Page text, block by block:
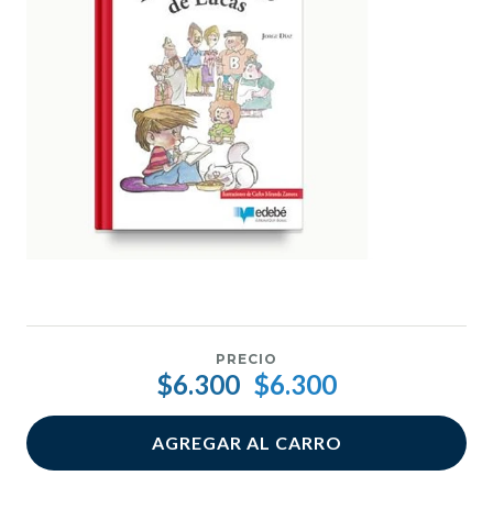
PRECIO
$6.300 $6.300
AGREGAR AL CARRO